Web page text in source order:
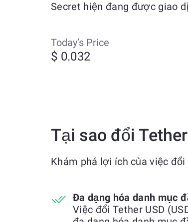
Secret hiện đang được giao
Today’s Price
$ 0.032
Tại sao đổi
Khám phá lợi ích của việc đổi
Đa dạng hóa danh mục
Việc đổi Tether USD